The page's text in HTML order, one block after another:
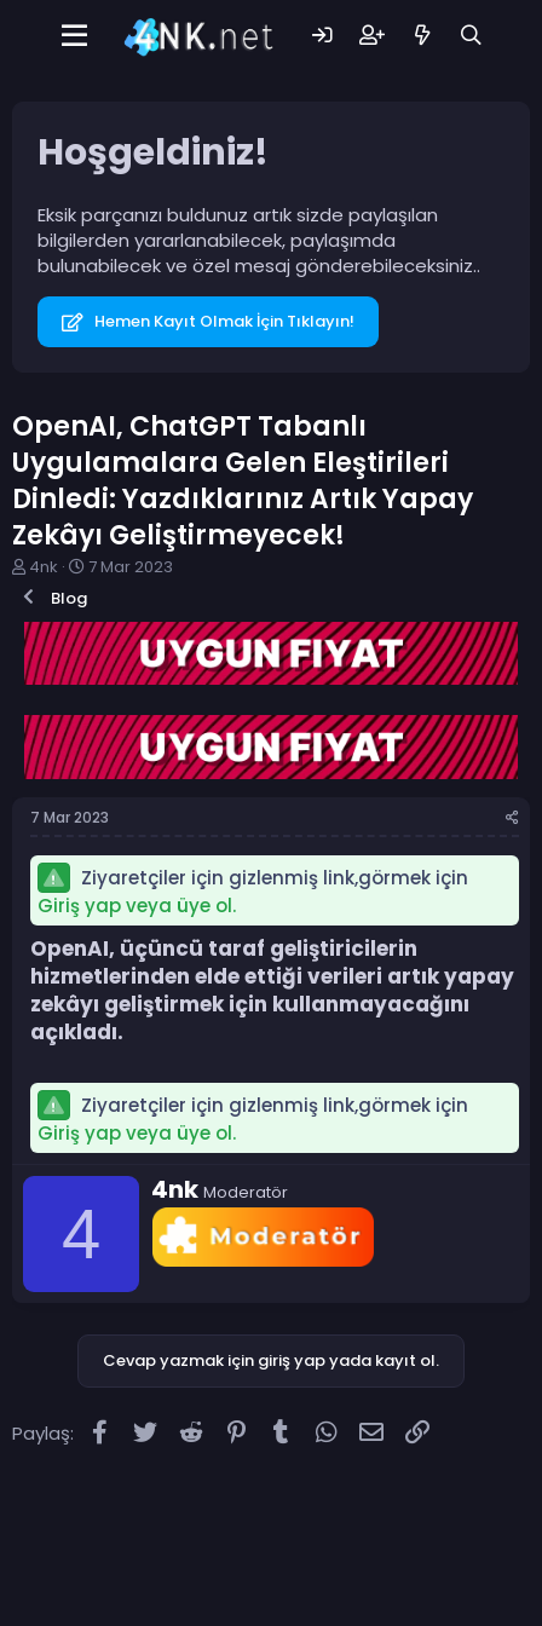
Hoşgeldiniz!
Eksik parçanızı buldunuz artık sizde paylaşılan
bilgilerden yararlanabilecek, paylaşımda
bulunabilecek ve özel mesaj gönderebileceksiniz..
Hemen Kayıt Olmak İçin Tıklayın!
OpenAI, ChatGPT Tabanlı
Uygulamalara Gelen Eleştirileri
Dinledi: Yazdıklarınız Artık Yapay
Zekâyı Geliştirmeyecek!
K
o
n
b
u
y
b
a
ş
l
4nk
B
l
a
n
ı
ç
t
a
i
i
7 Mar 2023
Blog
7 Mar 2023
Ziyaretçiler için gizlenmiş link,görmek için
Giriş yap veya üye ol.
OpenAI, üçüncü taraf geliştiricilerin
hizmetlerinden elde ettiği verileri artık yapay
zekâyı geliştirmek için kullanmayacağını
açıkladı.​
Ziyaretçiler için gizlenmiş link,görmek için
Giriş yap veya üye ol.
4
Y
a
z
a
r
4nk Moderatör
Cevap yazmak için giriş yap yada kayıt ol.
Paylaş: Facebook
Twitter Reddit Pinterest
Tumblr WhatsApp
E-posta